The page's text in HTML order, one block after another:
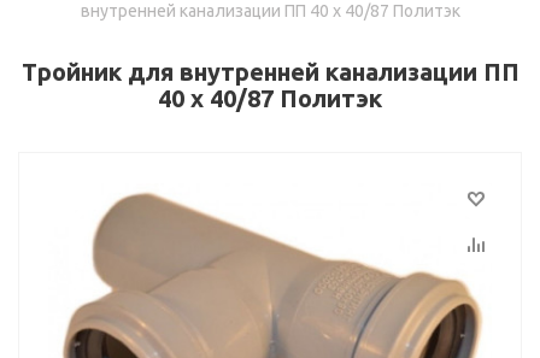
внутренней канализации ПП 40 х 40/87 Политэк
Тройник для внутренней канализации ПП
40 х 40/87 Политэк